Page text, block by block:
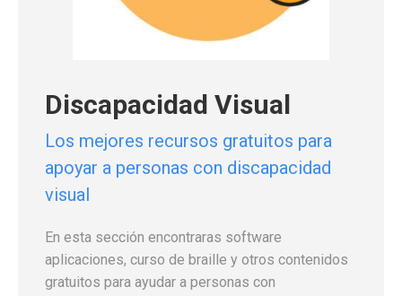
Discapacidad Visual
Los mejores recursos gratuitos para
apoyar a personas con discapacidad
visual
En esta sección encontraras software
aplicaciones, curso de braille y otros contenidos
gratuitos para ayudar a personas con